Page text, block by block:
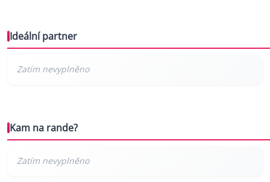
Ideální partner
Kam na rande?